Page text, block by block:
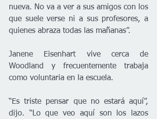
nueva. No va a ver a sus amigos con los
que suele verse ni a sus profesores, a
quienes abraza todas las mañanas”.
Janene Eisenhart vive cerca de
Woodland y frecuentemente trabaja
como voluntaria en la escuela.
“Es triste pensar que no estará aquí”,
dijo. “Lo que veo aquí son los lazos